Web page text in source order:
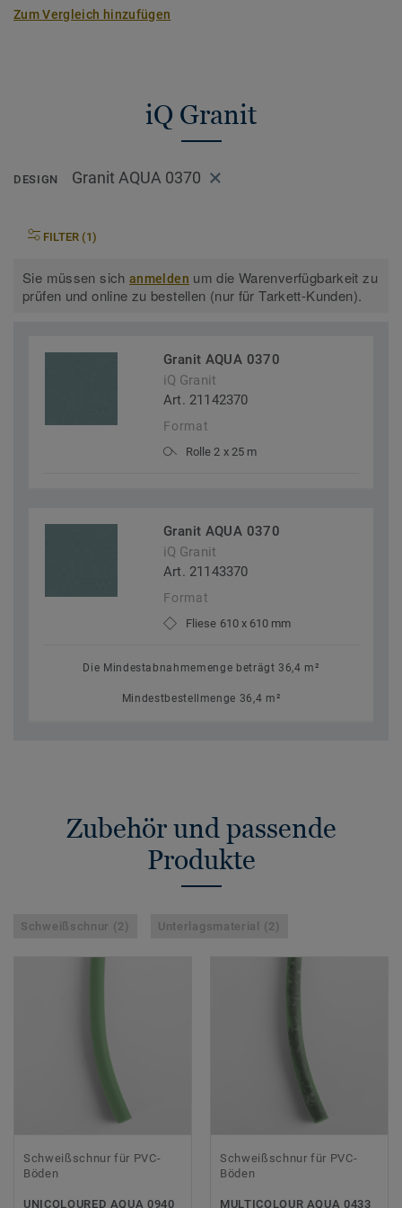
Entwicklung, die uns einen Schritt näher Richtung CO2-
nachhaltigen und kreislauffähigen
Bodenbelagskollektionen. Recyclingfähig auch nach dem
Mehr über unsere homogenen Bodenbeläge erfahren:
Zum Vergleich hinzufügen
iQ Granit
DESIGN Granit AQUA 0370
FILTER (1)
Sie müssen sichanmelden um die Warenverfügbarkeit zu
prüfen und online zu bestellen (nur für Tarkett-Kunden).
Granit AQUA 0370
iQ Granit
Art. 21142370
Format
Rolle 2 x 25 m
Granit AQUA 0370
iQ Granit
Art. 21143370
Format
Fliese 610 x 610 mm
Die Mindestabnahmemenge beträgt 36,4 m²
Mindestbestellmenge 36,4 m²
Zubehör und passende
Produkte
Schweißschnur (2) Unterlagsmaterial (2)
Schweißschnur für PVC-
Böden
UNICOLOURED AQUA 0940
Schweißschnur für PVC-
Böden
MULTICOLOUR AQUA 0433